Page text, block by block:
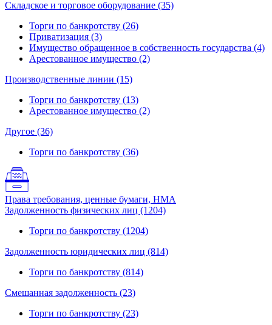
Складское и торговое оборудование (35)
Торги по банкротству (26)
Приватизация (3)
Имущество обращенное в собственность государства (4)
Арестованное имущество (2)
Производственные линии (15)
Торги по банкротству (13)
Арестованное имущество (2)
Другое (36)
Торги по банкротству (36)
Права требования, ценные бумаги, НМА
Задолженность физических лиц (1204)
Торги по банкротству (1204)
Задолженность юридических лиц (814)
Торги по банкротству (814)
Смешанная задолженность (23)
Торги по банкротству (23)